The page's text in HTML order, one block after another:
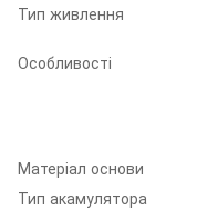
Тип живлення
Особливості
Матеріал основи
Тип акамулятора